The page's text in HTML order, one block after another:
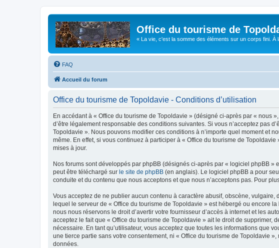
Office du tourisme de
« La vie, c'est la somme des éléments sur un corps fini. À
FAQ
Accueil du forum
Office du tourisme de Topoldavie - Conditions d’utilisation
En accédant à « Office du tourisme de Topoldavie » (désigné ci-après par « nous
d’être légalement responsable des conditions suivantes. Si vous n’acceptez pas
Topoldavie ». Nous pouvons modifier ces conditions à n’importe quel moment et
même. En effet, si vous continuez à participer à « Office du tourisme de
mises à jour.
Nos forums sont développés par phpBB (désignés ci-après par « logiciel phpBB
peut être téléchargé sur le site de phpBB (en anglais). Le logiciel phpBB a pour
conduite et du contenu que nous acceptons et que nous n’acceptons pas. Pour
Vous acceptez de ne publier aucun contenu à caractère abusif, obscène,
lequel le serveur de « Office du tourisme de Topoldavie » est hébergé ou encore
nous nous réservons le droit d’avertir votre fournisseur d’accès à internet et les
acceptez le fait que « Office du tourisme de Topoldavie » ait le droit de supprimer,
nécessaire. En tant qu’utilisateur, vous acceptez que toutes les informations que
une tierce partie sans votre consentement, ni « Office du tourisme de Topoldavie
données.